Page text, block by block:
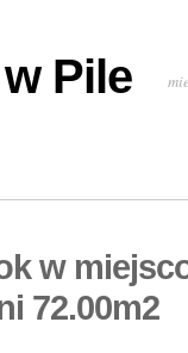
Pile
w
72.00m2